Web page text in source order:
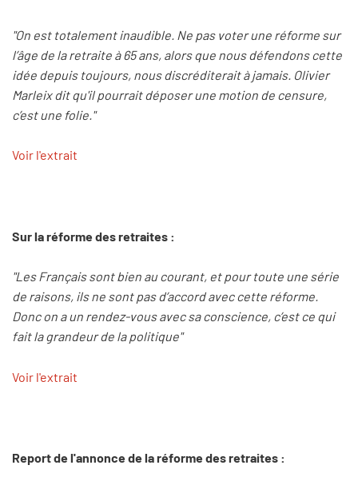
"On est totalement inaudible. Ne pas voter une réforme sur
l’âge de la retraite à 65 ans, alors que nous défendons cette
idée depuis toujours, nous discréditerait à jamais. Olivier
Marleix dit qu'il pourrait déposer une motion de censure,
c’est une folie."
Voir l'extrait
Sur la réforme des retraites :
"Les Français sont bien au courant, et pour toute une série
de raisons, ils ne sont pas d’accord avec cette réforme.
Donc on a un rendez-vous avec sa conscience, c’est ce qui
fait la grandeur de la politique"
Voir l'extrait
Report de l'annonce de la réforme des retraites :